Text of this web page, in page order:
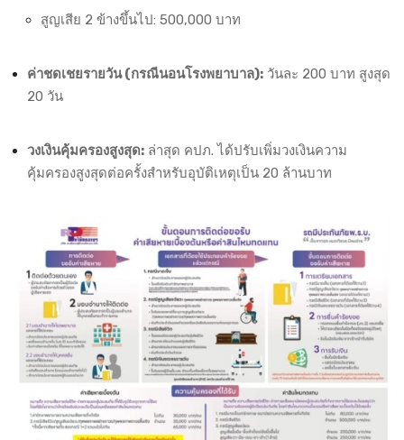
สูญเสีย 2 ข้างขึ้นไป: 500,000 บาท
ค่าชดเชยรายวัน (กรณีนอนโรงพยาบาล): วันละ 200 บาท สูงสุด
20 วัน
วงเงินคุ้มครองสูงสุด: ล่าสุด คปภ. ได้ปรับเพิ่มวงเงินความ
คุ้มครองสูงสุดต่อครั้งสำหรับอุบัติเหตุเป็น 20 ล้านบาท